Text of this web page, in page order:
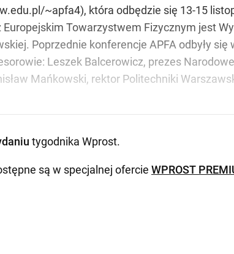
~apfa4), która odbędzie się 13-15
Towarzystwem Fizycznym jest
Poprzednie konferencje APFA odbyły
Leszek Balcerowicz, prezes
Mańkowski, rektor Politechniki
tygodnika Wprost.
są w specjalnej ofercie WPROST